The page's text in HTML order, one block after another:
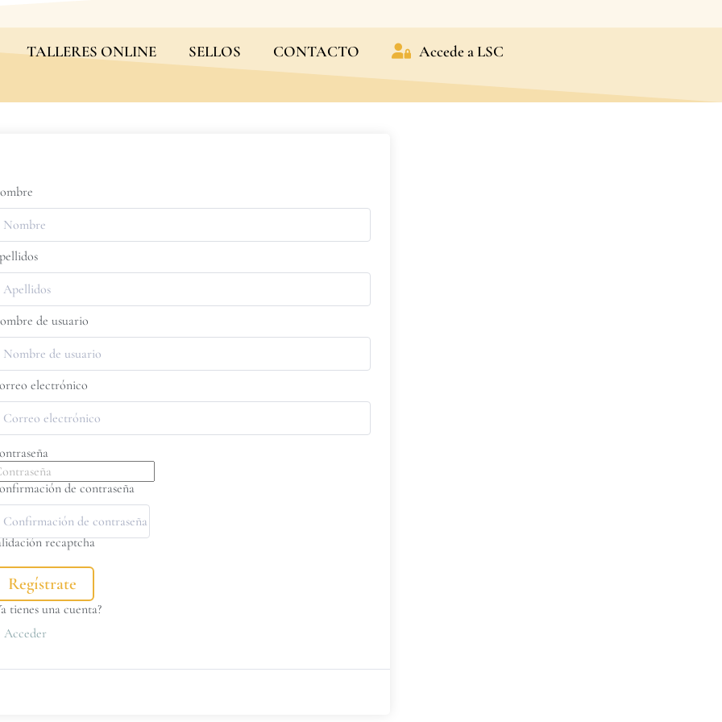
TALLERES ONLINE SELLOS CONTACTO Accede a LSC
de usuario
electrónico
de contraseña
recaptcha
Regístrate
tienes una cuenta?
Acceder